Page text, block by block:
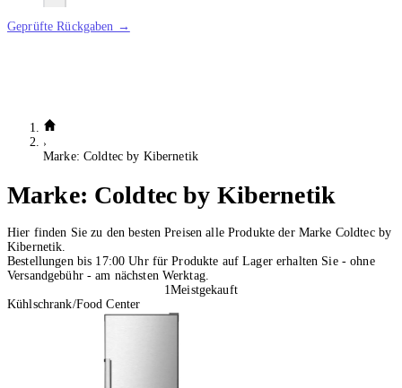
Geprüfte Rückgaben →
Marke: Coldtec by Kibernetik
Marke: Coldtec by Kibernetik
Hier finden Sie zu den besten Preisen alle Produkte der Marke Coldtec by
Kibernetik.
Bestellungen bis 17:00 Uhr für Produkte auf Lager erhalten Sie - ohne
Versandgebühr - am nächsten Werktag.
1Meistgekauft
Kühlschrank/Food Center